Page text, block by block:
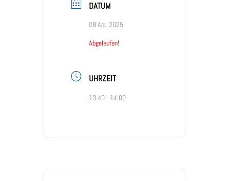
DATUM
08 Apr. 2025
Abgelaufen!
UHRZEIT
13:40 - 14:00